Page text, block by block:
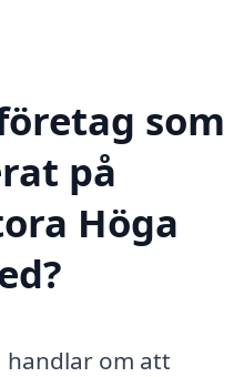
som
på
Höga
handlar om att